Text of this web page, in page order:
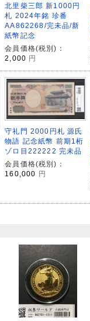
北里柴三郎 新1000円
札 2024年銘 珍番
AA862268/完未品/新
紙幣記念
会員価格(税別)：
2,000 円
守礼門 2000円札 源氏
物語 記念紙幣 前期1桁
ゾロ目222222 完未品
会員価格(税別)：
160,000 円